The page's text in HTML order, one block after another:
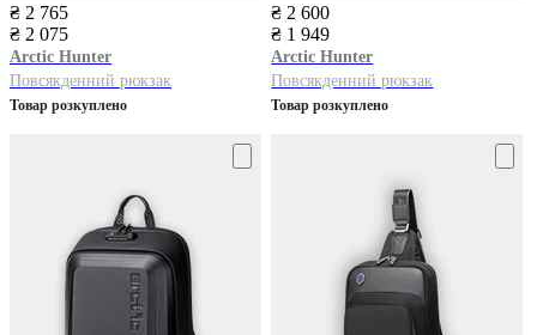
₴ 2 765
₴ 2 075
Arctic Hunter
Повсякденний рюкзак
Товар розкуплено
₴ 2 600
₴ 1 949
Arctic Hunter
Повсякденний рюкзак
Товар розкуплено